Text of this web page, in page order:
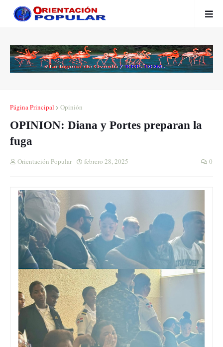
Página Principal Opinión
OPINION: Diana y Portes preparan la
fuga
Orientación Popular febrero 28, 2025 0